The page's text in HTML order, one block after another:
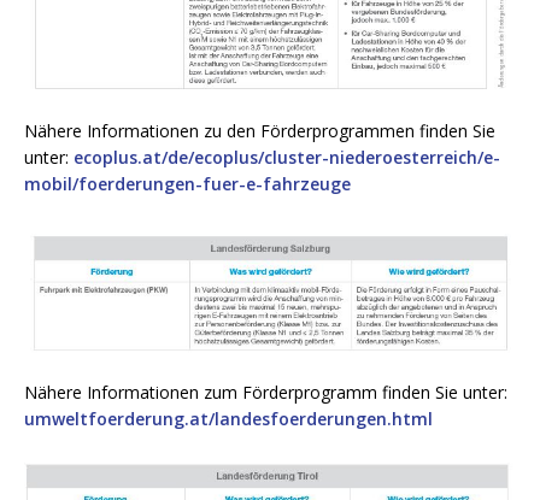
Nähere Informationen zu den Förderprogrammen finden Sie
unter: ecoplus.at/de/ecoplus/cluster-niederoesterreich/e-
mobil/foerderungen-fuer-e-fahrzeuge
Nähere Informationen zum Förderprogramm finden Sie unter:
umweltfoerderung.at/landesfoerderungen.html